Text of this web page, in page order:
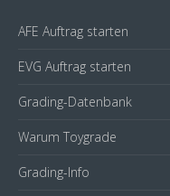
AFE Auftrag starten
EVG Auftrag starten
Grading-Datenbank
Warum Toygrade
Grading-Info